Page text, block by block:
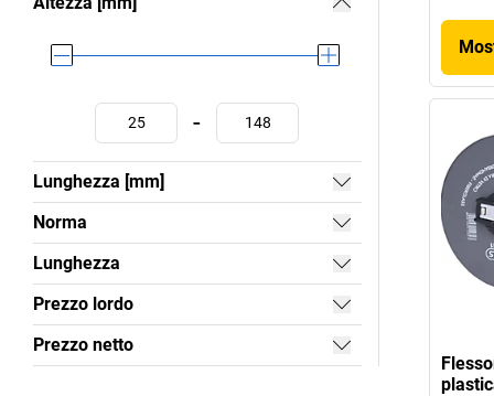
-
Lunghezza [mm]
Norma
Lunghezza
Prezzo lordo
Prezzo netto